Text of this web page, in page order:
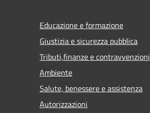
Educazione e formazione
Giustizia e sicurezza pubblica
Tributi,finanze e contravvenzioni
Ambiente
Salute, benessere e assistenza
Autorizzazioni